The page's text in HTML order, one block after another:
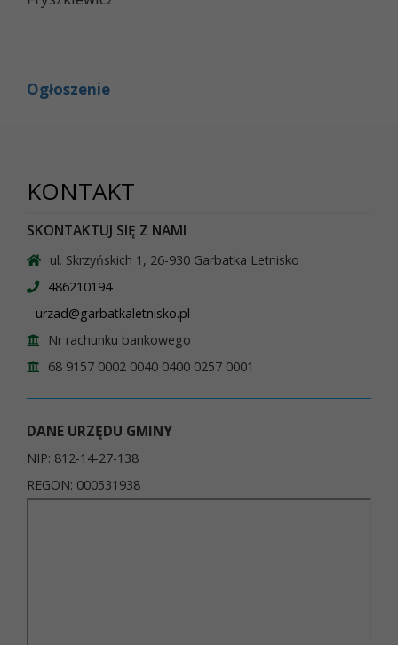
Ogłoszenie
KONTAKT
SKONTAKTUJ SIĘ Z NAMI
ul. Skrzyńskich 1, 26-930 Garbatka Letnisko
486210194
urzad@garbatkaletnisko.pl
Nr rachunku bankowego
68 9157 0002 0040 0400 0257 0001
DANE URZĘDU GMINY
NIP: 812-14-27-138
REGON: 000531938